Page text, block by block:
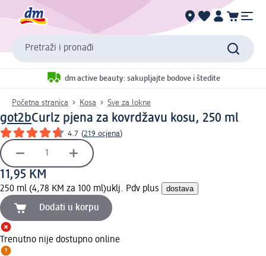
Pretraži i pronađi
dm active beauty: sakupljajte bodove i štedite
Početna stranica Kosa Sve za lokne
got2bCurlz pjena za kovrdžavu kosu, 250 ml
4.7 (219 ocjena)
11,95 KM
250 ml (4,78 KM za 100 ml)uklj. Pdv plus dostava
Dodati u korpu
Trenutno nije dostupno online